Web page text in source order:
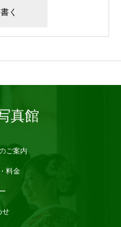
真館
ご案内
料金
せ